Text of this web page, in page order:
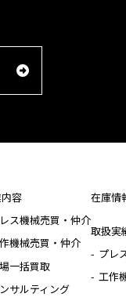
容
ス機械売買・仲介
機械売買・仲介
一括買取
サルティング
在庫情
取扱実
プレ
工作